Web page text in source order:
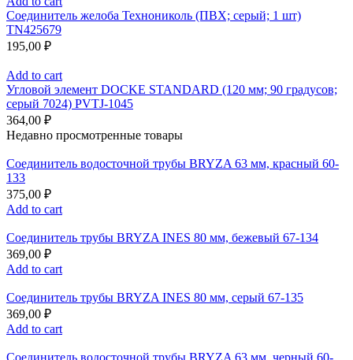
Соединитель желоба Технониколь (ПВХ; серый; 1 шт)
TN425679
195,00 ₽
Add to cart
Угловой элемент DOCKE STANDARD (120 мм; 90 градусов;
серый 7024) PVTJ-1045
364,00 ₽
Недавно просмотренные товары
Соединитель водосточной трубы BRYZA 63 мм, краcный 60-
133
375,00 ₽
Add to cart
Соединитель трубы BRYZA INES 80 мм, бежевый 67-134
369,00 ₽
Add to cart
Соединитель трубы BRYZA INES 80 мм, серый 67-135
369,00 ₽
Add to cart